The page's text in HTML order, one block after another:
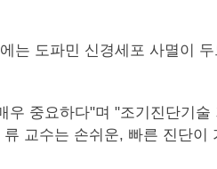
도파민 신경세포 사멸이
중요하다"며 "조기진단기
교수는 손쉬운, 빠른 진단